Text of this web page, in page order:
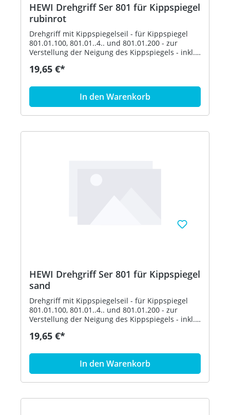
HEWI Drehgriff Ser 801 für Kippspiegel
rubinrot
Drehgriff mit Kippspiegelseil - für Kippspiegel
801.01.100, 801.01..4.. und 801.01.200 - zur
Verstellung der Neigung des Kippspiegels - inkl.
Polyamid nach HEWI Farbtabelle - in HEWI Farbe
19,65 €*
In den Warenkorb
HEWI Drehgriff Ser 801 für Kippspiegel
sand
Drehgriff mit Kippspiegelseil - für Kippspiegel
801.01.100, 801.01..4.. und 801.01.200 - zur
Verstellung der Neigung des Kippspiegels - inkl.
Polyamid nach HEWI Farbtabelle - in HEWI Farbe
19,65 €*
In den Warenkorb